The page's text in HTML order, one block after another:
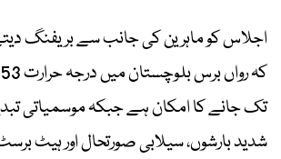
اجلاس کو ماہرین کی جانب سے بریفنگ دیتے
تک جانے کا امکان ہے جبکہ موسمیاتی
شدید بارشوں، سیلابی صورتحال اور ہیٹ